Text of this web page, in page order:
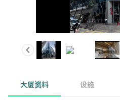
大厦资料 设施